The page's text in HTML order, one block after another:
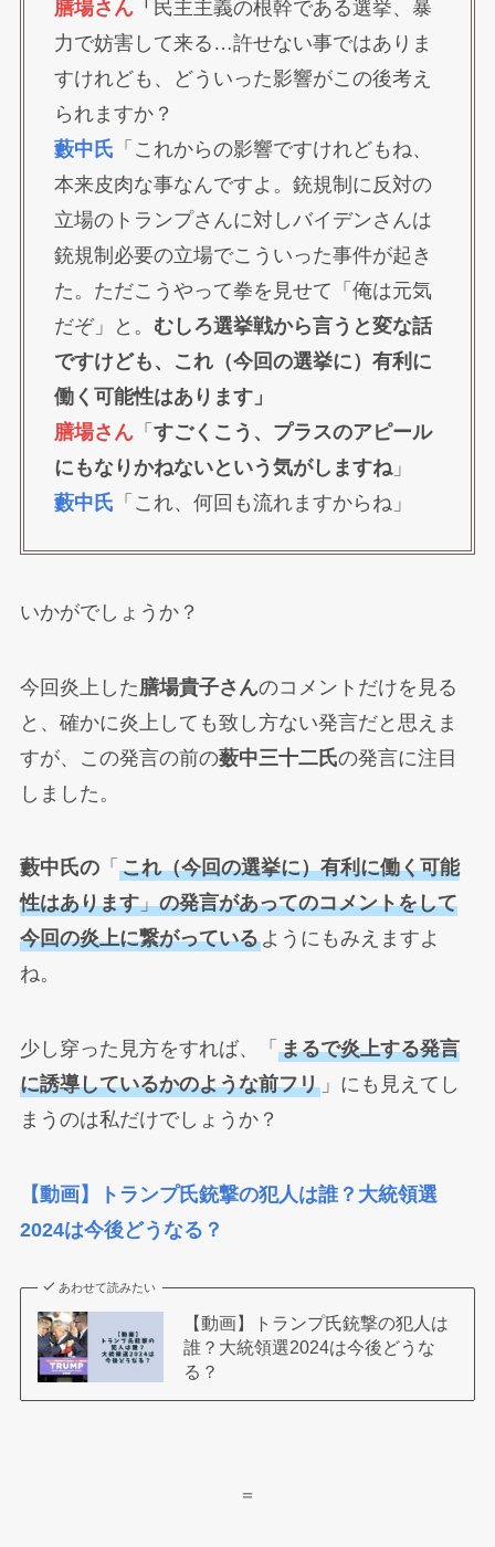
膳場さん「 民主主義の根幹である選挙、暴
力で妨害して来る…許せない事ではありま
すけれども、どういった影響がこの後考え
られますか？
藪中氏 「これからの影響ですけれどもね、
本来皮肉な事なんですよ。銃規制に反対の
立場のトランプさんに対しバイデンさんは
銃規制必要の立場でこういった事件が起き
た。ただこうやって拳を見せて「俺は元気
だぞ」と。 むしろ選挙戦から言うと変な話
ですけども、これ（今回の選挙に）有利に
働く可能性はあります」
膳場さん「 すごくこう、プラスのアピール
にもなりかねないという気がしますね」
藪中氏 「これ、何回も流れますからね」
いかがでしょうか？
今回炎上した膳場貴子さんのコメントだけを見る
と、確かに炎上しても致し方ない発言だと思えま
すが、この発言の前の薮中三十二氏の発言に注目
しました。
藪中氏の「 これ（今回の選挙に）有利に働く可能
性はあります」の発言があってのコメントをして
今回の炎上に繋がっているようにもみえますよ
ね。
少し穿った見方をすれば、「 まるで炎上する発言
に誘導しているかのような前フリ」にも見えてし
まうのは私だけでしょうか？
【動画】トランプ氏銃撃の犯人は誰？大統領選
2024は今後どうなる？
あわせて読みたい
【動画】トランプ氏銃撃の犯人は
誰？大統領選2024は今後どうな
る？
＝